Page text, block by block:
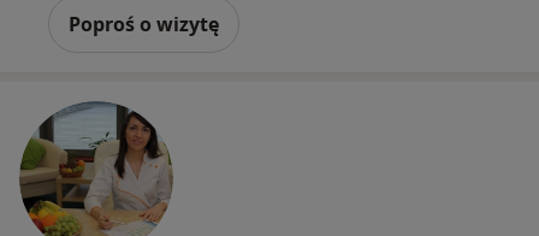
Poproś o wizytę